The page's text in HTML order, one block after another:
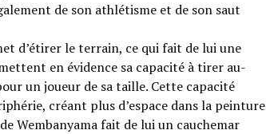
de son athlétisme et de son saut
d’étirer le terrain, ce qui fait de lui une
en évidence sa capacité à tirer au-
un joueur de sa taille. Cette capacité
créant plus d’espace dans la peinture
Wembanyama fait de lui un cauchemar